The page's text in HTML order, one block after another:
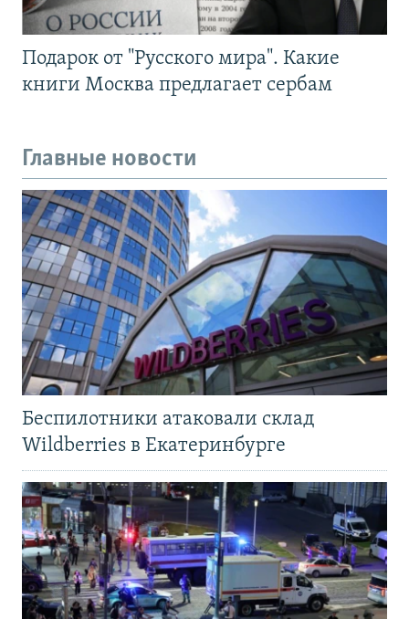
Подарок от "Русского мира". Какие
книги Москва предлагает сербам
Главные новости
Беспилотники атаковали склад
Wildberries в Екатеринбурге